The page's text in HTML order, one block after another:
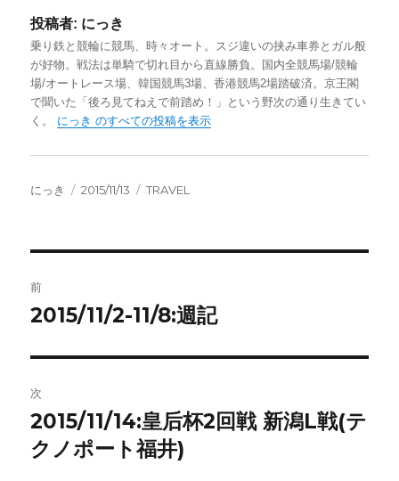
投稿者: にっき
乗り鉄と競輪に競馬、時々オート。スジ違いの挟み車券とガル般
が好物。戦法は単騎で切れ目から直線勝負。国内全競馬場/競輪
場/オートレース場、韓国競馬3場、香港競馬2場踏破済。京王閣
で聞いた「後ろ見てねえで前踏め！」という野次の通り生きてい
く。 にっき のすべての投稿を表示
投
にっき
投
2015/11/13
カ
TRAVEL
稿
ビ
ゲ
ー
前
前
投
稿:
2015/11/2-11/8:週記
次
次
の
2015/11/14:皇后杯2回戦 新潟L戦(テ
クノポート福井)